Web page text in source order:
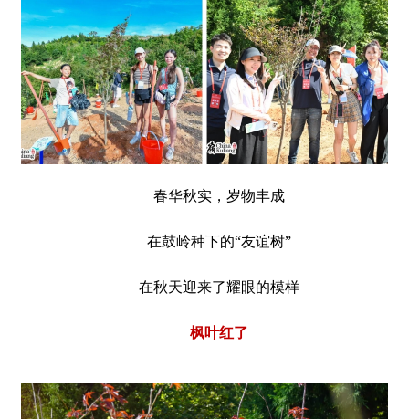
春华秋实，岁物丰成
在鼓岭种下的“友谊树”
在秋天迎来了耀眼的模样
枫叶红了